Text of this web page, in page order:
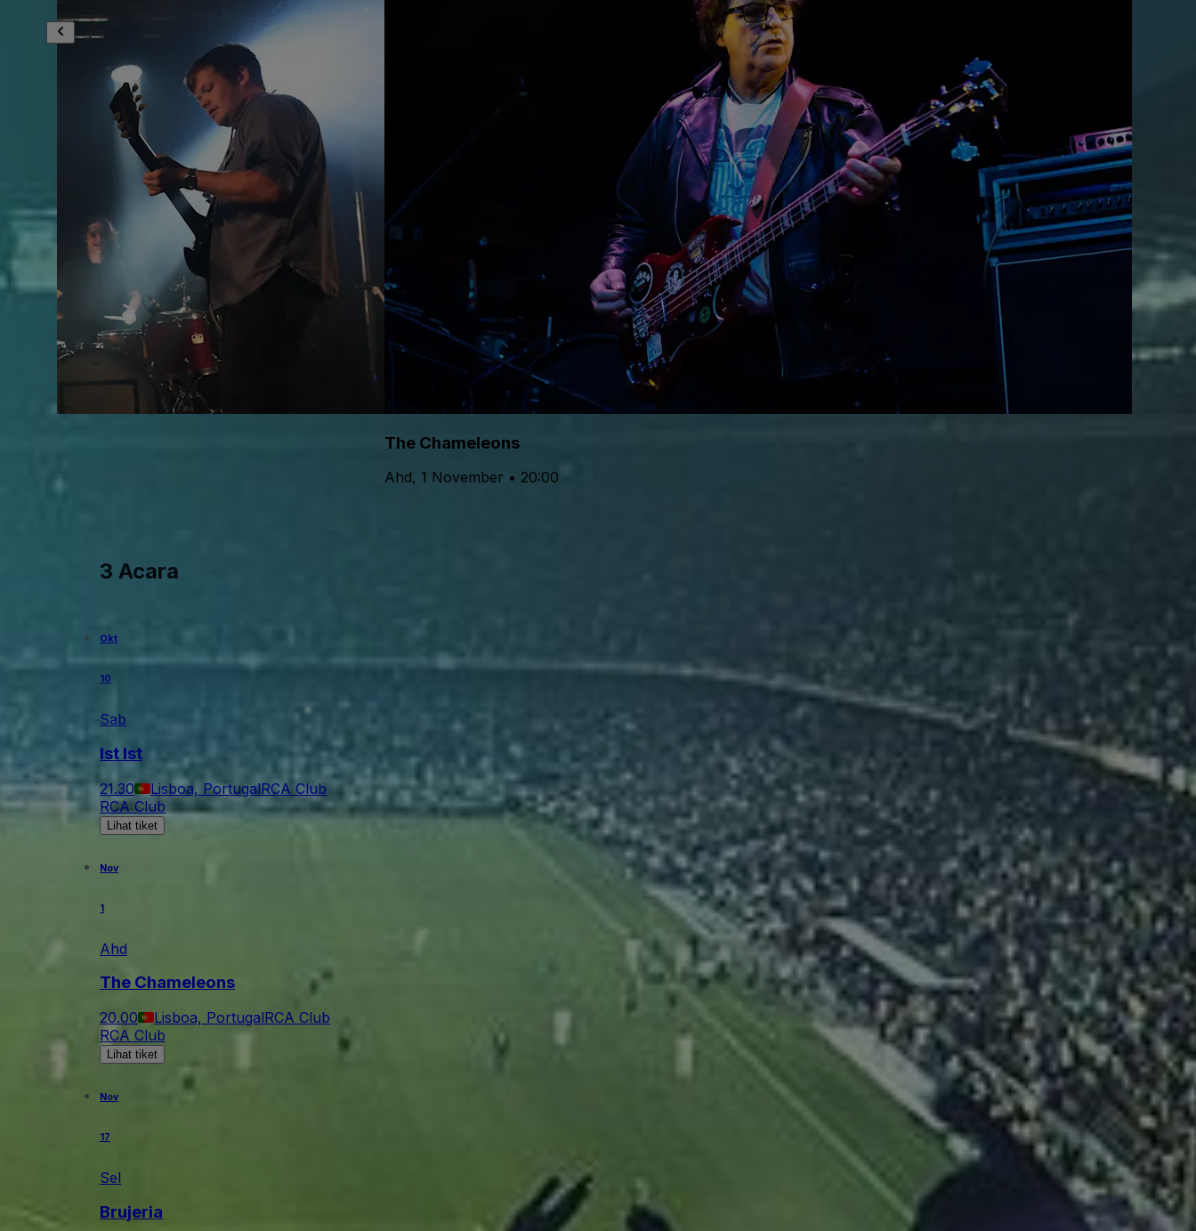
The Chameleons
Ahd, 1 November • 20:00
3 Acara
Okt
10
Sab
Ist Ist
21.30 Lisboa, PortugalRCA Club
RCA Club
Lihat tiket
Nov
1
Ahd
The Chameleons
20.00 Lisboa, PortugalRCA Club
RCA Club
Lihat tiket
Nov
17
Sel
Brujeria